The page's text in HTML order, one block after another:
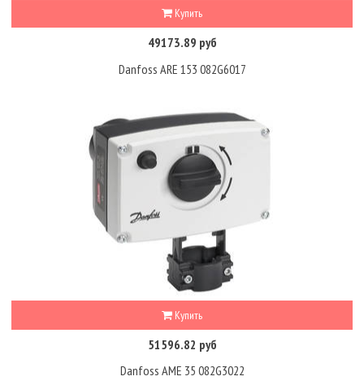
Купить
49173.89 руб
Danfoss ARE 153 082G6017
Купить
51596.82 руб
Danfoss AME 35 082G3022